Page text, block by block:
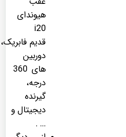
هیوندای
i20
قدیم فابریک،
دوربین
های 360
درجه،
گیرنده
دیجیتال و
... .